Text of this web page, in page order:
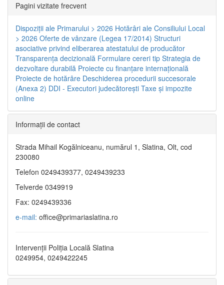
Pagini vizitate frecvent
Dispoziţii ale Primarului > 2026 Hotărâri ale Consiliului Local
> 2026 Oferte de vânzare (Legea 17/2014) Structuri
asociative privind eliberarea atestatului de producător
Transparenţa decizională Formulare cereri tip Strategia de
dezvoltare durabilă Proiecte cu finanţare internaţională
Proiecte de hotărâre Deschiderea procedurii succesorale
(Anexa 2) DDI - Executori judecătorești Taxe şi impozite
online
Informaţii de contact
Strada Mihail Kogălniceanu, numărul 1, Slatina, Olt, cod
230080
Telefon 0249439377, 0249439233
Telverde 0349919
Fax: 0249439336
e-mail: office@primariaslatina.ro
Intervenții Poliția Locală Slatina
0249954, 0249422245